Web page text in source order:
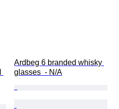
Ardbeg 6 branded whisky
glasses  - N/A